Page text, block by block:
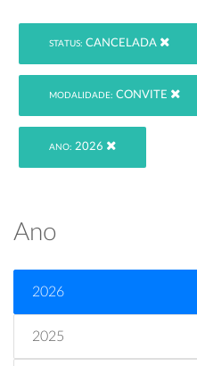
STATUS: CANCELADA
MODALIDADE: CONVITE
ANO: 2026
Ano
2026
2025